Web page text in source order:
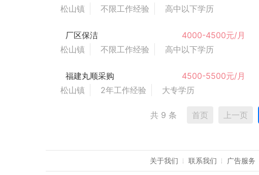
松山镇
不限工作经验 高中以下学历
厂区保洁
4000-4500元/月
松山镇
不限工作经验 高中以下学历
福建丸顺采购
4500-5500元/月
松山镇
2年工作经验 大专学历
共 9 条 首页 上一页
关于我们 联系我们 广告服务